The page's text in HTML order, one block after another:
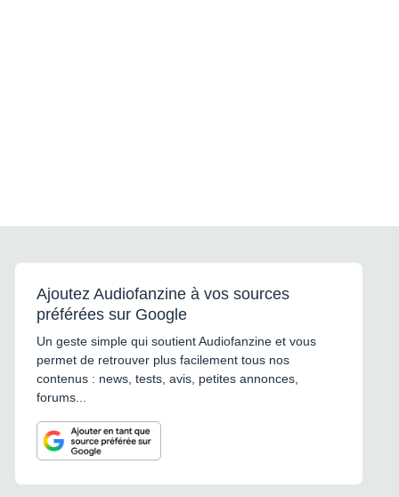
Ajoutez Audiofanzine à vos sources
préférées sur Google
Un geste simple qui soutient Audiofanzine et vous
permet de retrouver plus facilement tous nos
contenus : news, tests, avis, petites annonces,
forums...